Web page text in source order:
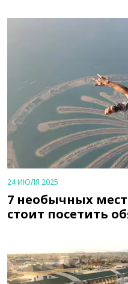
24 ИЮЛЯ 2025
7 необычных
стоит посетить